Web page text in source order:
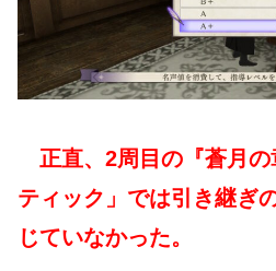
正直、2周目の『蒼月の
ティック」では引き継ぎ
じていなかった。